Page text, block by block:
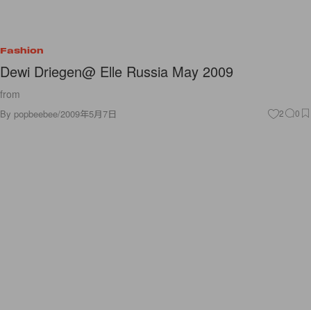
Fashion
Dewi Driegen@ Elle Russia May 2009
from
By popbeebee/2009年5月7日 2 0